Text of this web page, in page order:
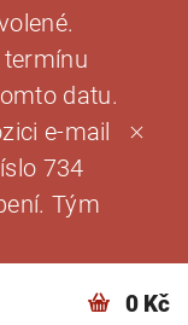
datu.
e-mail
734
Tým
0 Kč